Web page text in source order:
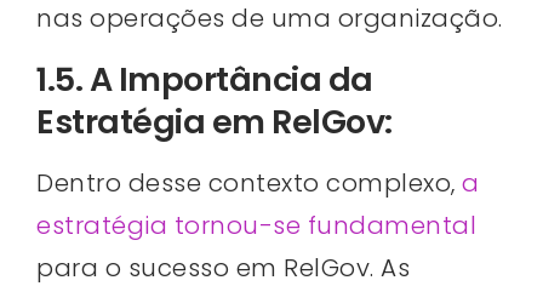
nas operações de uma organização.
1.5. A Importância da
Estratégia em RelGov:
Dentro desse contexto complexo, a
estratégia tornou-se fundamental
para o sucesso em RelGov. As